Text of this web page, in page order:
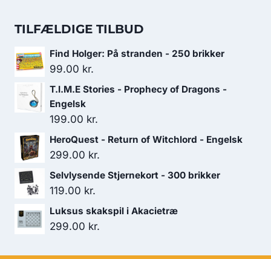
pris
199.00 kr..179.00 kr..
TILFÆLDIGE TILBUD
Find Holger: På stranden - 250 brikker
99.00 kr.
T.I.M.E Stories - Prophecy of Dragons -
Engelsk
199.00 kr.
HeroQuest - Return of Witchlord - Engelsk
299.00 kr.
Selvlysende Stjernekort - 300 brikker
119.00 kr.
Luksus skakspil i Akacietræ
299.00 kr.